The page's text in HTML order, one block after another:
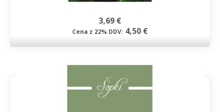
3,69 €
Cena z 22% DDV: 4,50 €